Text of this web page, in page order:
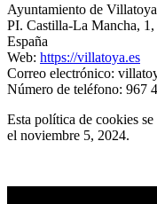
Ayuntamiento de Villatoya
PI. Castilla-La Mancha,
España
Web: https://villatoya.es
Correo electrónico:
Número de teléfono: 967
Esta política de cookies
el noviembre 5, 2024.